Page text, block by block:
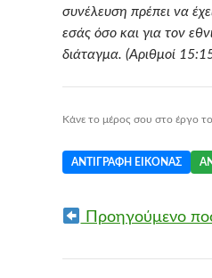
συνέλευση πρέπει να
εσάς όσο και για τον
διάταγμα. (Αριθμοί
Κάνε το μέρος σου στο έργο
ΑΝΤΙΓΡΑΦΉ ΕΙΚΌΝΑΣ
Προηγούμενο